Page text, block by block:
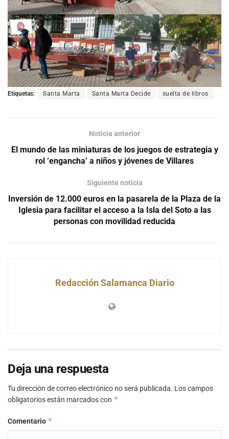
Etiquetas: Santa Marta Santa Marta Decide suelta de libros
Noticia anterior
El mundo de las miniaturas de los juegos de estrategia y
rol ‘engancha’ a niños y jóvenes de Villares
Siguiente noticia
Inversión de 12.000 euros en la pasarela de la Plaza de la
Iglesia para facilitar el acceso a la Isla del Soto a las
personas con movilidad reducida
Redacción Salamanca Diario
Deja una respuesta
Tu dirección de correo electrónico no será publicada. Los campos
obligatorios están marcados con *
Comentario *